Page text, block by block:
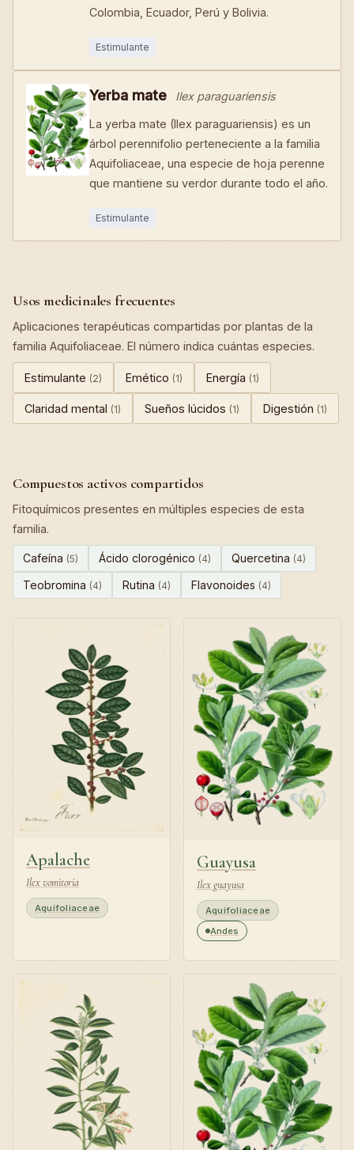
Colombia, Ecuador, Perú y Bolivia.
Estimulante
Yerba mate Ilex paraguariensis
La yerba mate (Ilex paraguariensis) es un
árbol perennifolio perteneciente a la familia
Aquifoliaceae, una especie de hoja perenne
que mantiene su verdor durante todo el año.
Estimulante
Usos medicinales frecuentes
Aplicaciones terapéuticas compartidas por plantas de la
familia Aquifoliaceae. El número indica cuántas especies.
Estimulante (2) Emético (1) Energía (1)
Claridad mental (1) Sueños lúcidos (1) Digestión (1)
Compuestos activos compartidos
Fitoquímicos presentes en múltiples especies de esta
familia.
Cafeína (5) Ácido clorogénico (4) Quercetina (4)
Teobromina (4) Rutina (4) Flavonoides (4)
Apalache
Ilex vomitoria
Aquifoliaceae
Guayusa
Ilex guayusa
Aquifoliaceae
Andes